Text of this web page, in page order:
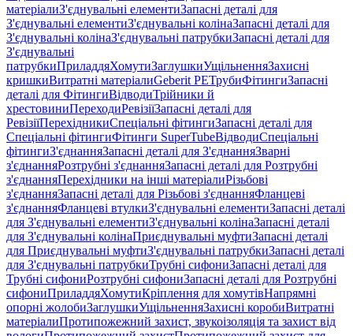
матеріалиЗ'єднувальні елементиЗапасні деталі для
З'єднувальні елементиЗ'єднувальні колінаЗапасні деталі для
З'єднувальні колінаЗ'єднувальні патрубкиЗапасні деталі для
З'єднувальні
патрубкиПриладдяХомутиЗаглушкиУщільненняЗахисні
кришкиВитратні матеріалиGeberit PEТрубиФітингиЗапасні
деталі для ФітингиВідводиТрійники й
хрестовиниПереходиРевізіїЗапасні деталі для
РевізіїПерехідникиСпеціальні фітингиЗапасні деталі для
Спеціальні фітингиФітинги SuperTubeВідводиСпеціальні
фітингиЗ'єднанняЗапасні деталі для З'єднанняЗварні
з'єднанняРозтрубні з'єднанняЗапасні деталі для Розтрубні
з'єднанняПерехідники на інші матеріалиРізьбові
з'єднанняЗапасні деталі для Різьбові з'єднанняФланцеві
з'єднанняФланцеві втулкиЗ'єднувальні елементиЗапасні деталі
для З'єднувальні елементиЗ'єднувальні колінаЗапасні деталі
для З'єднувальні колінаПриєднувальні муфтиЗапасні деталі
для Приєднувальні муфтиЗ'єднувальні патрубкиЗапасні деталі
для З'єднувальні патрубкиТрубні сифониЗапасні деталі для
Трубні сифониРозтрубні сифониЗапасні деталі для Розтрубні
сифониПриладдяХомутиКріплення для хомутівНапрямні
опорні жолобиЗаглушкиУщільненняЗахисні коробиВитратні
матеріалиПротипожежний захист, звукоізоляція та захист від